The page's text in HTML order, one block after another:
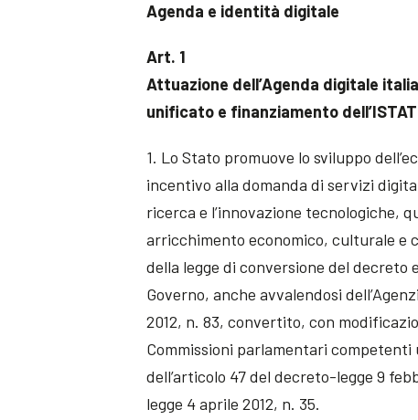
Agenda e identità digitale
Art. 1
Attuazione dell’Agenda digitale
unificato e finanziamento dell’ISTAT
1. Lo Stato promuove lo sviluppo
incentivo alla domanda di servizi
ricerca e l’innovazione tecnologiche,
arricchimento economico, culturale e
della legge di conversione del decreto
Governo, anche avvalendosi
2012, n. 83, convertito, con
Commissioni parlamentari
dell’articolo 47 del decreto-legge 9
legge 4 aprile 2012, n. 35.